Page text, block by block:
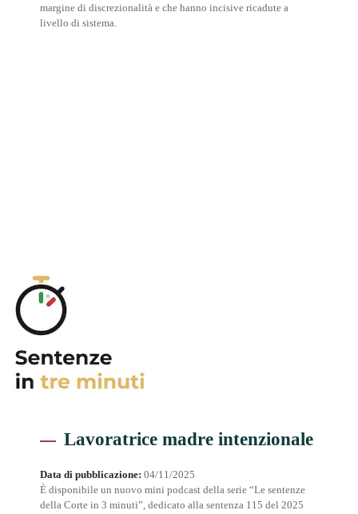
margine di discrezionalità e che hanno incisive ricadute a
livello di sistema.
Lavoratrice madre intenzionale
Data di pubblicazione:04/11/2025
È disponibile un nuovo mini podcast della serie “Le sentenze
della Corte in 3 minuti”, dedicato alla sentenza 115 del 2025